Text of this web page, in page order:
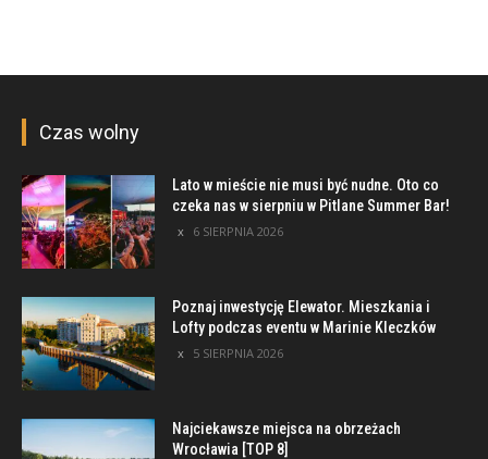
Czas wolny
Lato w mieście nie musi być nudne. Oto co
czeka nas w sierpniu w Pitlane Summer Bar!
6 SIERPNIA 2026
Poznaj inwestycję Elewator. Mieszkania i
Lofty podczas eventu w Marinie Kleczków
5 SIERPNIA 2026
Najciekawsze miejsca na obrzeżach
Wrocławia [TOP 8]